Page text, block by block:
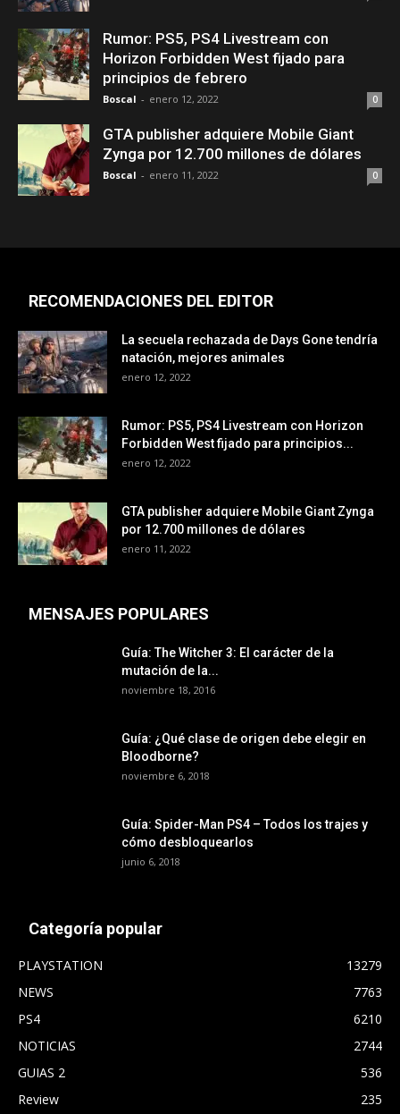
Rumor: PS5, PS4 Livestream con
Horizon Forbidden West fijado para
principios de febrero
Boscal - enero 12, 2022 0
GTA publisher adquiere Mobile Giant
Zynga por 12.700 millones de dólares
Boscal - enero 11, 2022 0
RECOMENDACIONES DEL EDITOR
La secuela rechazada de Days Gone tendría
natación, mejores animales
enero 12, 2022
Rumor: PS5, PS4 Livestream con Horizon
Forbidden West fijado para principios...
enero 12, 2022
GTA publisher adquiere Mobile Giant Zynga
por 12.700 millones de dólares
enero 11, 2022
MENSAJES POPULARES
Guía: The Witcher 3: El carácter de la
mutación de la...
noviembre 18, 2016
Guía: ¿Qué clase de origen debe elegir en
Bloodborne?
noviembre 6, 2018
Guía: Spider-Man PS4 – Todos los trajes y
cómo desbloquearlos
junio 6, 2018
Categoría popular
PLAYSTATION
13279
NEWS
7763
PS4
6210
NOTICIAS
2744
GUIAS 2
536
Review
235